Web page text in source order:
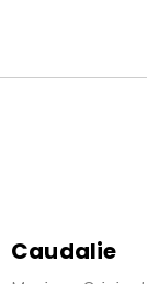
Caudalie